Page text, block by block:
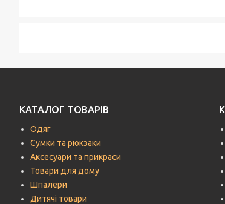
КАТАЛОГ ТОВАРІВ
Одяг
Сумки та рюкзаки
Аксесуари та прикраси
Товари для дому
Шпалери
Дитячі товари